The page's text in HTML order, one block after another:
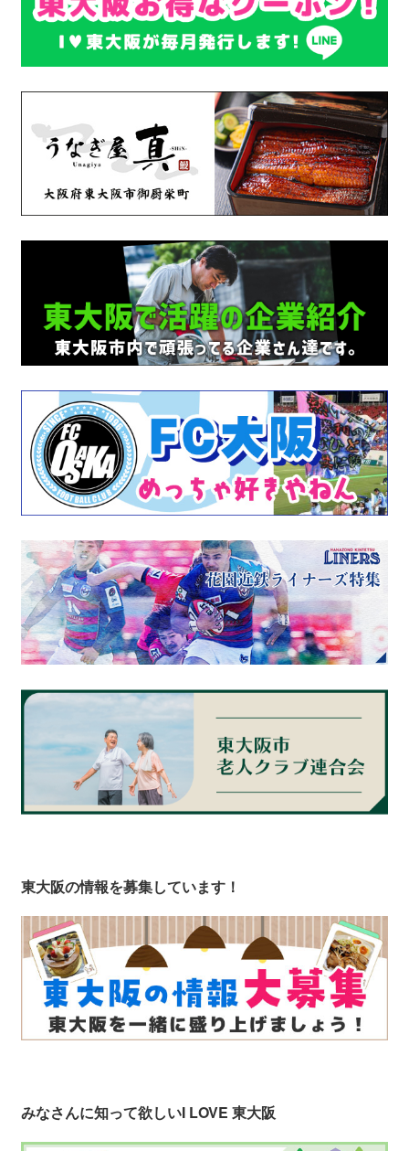
東大阪の情報を募集しています！
みなさんに知って欲しいI LOVE 東大阪